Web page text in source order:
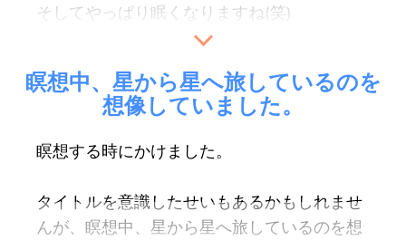
そしてやっぱり眠くなりますね(笑)
瞑想中に寝ちゃう人多いかもしれないですね
どのCDも良かったので、全部欲しいぐらいで
すけれど、
必要と感じるものは全てやってき
たなという感じです。
（H.I.様）
瞑想中、星から星へ旅しているのを
想像していました。
瞑想する時にかけました。
タイトルを意識したせいもあるかもしれませ
んが、 瞑想中、星から星へ旅しているのを想